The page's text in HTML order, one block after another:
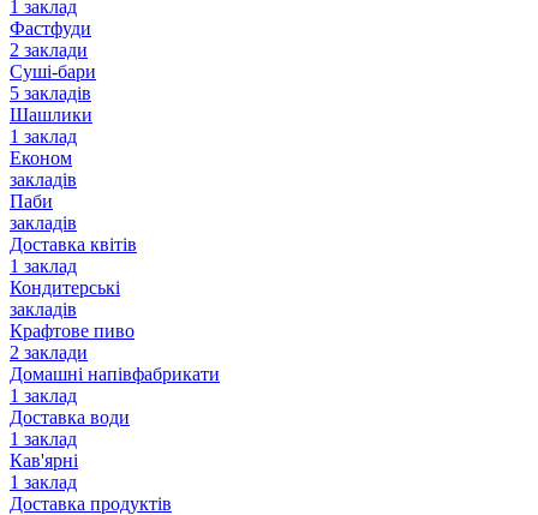
1 заклад
Фастфуди
2 заклади
Суші-бари
5 закладів
Шашлики
1 заклад
Економ
закладів
Паби
закладів
Доставка квітів
1 заклад
Кондитерські
закладів
Крафтове пиво
2 заклади
Домашні напівфабрикати
1 заклад
Доставка води
1 заклад
Кав'ярні
1 заклад
Доставка продуктів